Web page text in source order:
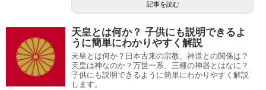
記事を読む
天皇とは何か？ 子供にも説明できるよ
うに簡単にわかりやすく解説
天皇とは何か？日本古来の宗教、神道との関係は？
天皇は神なのか？万世一系、三種の神器とはなに？
子供にも説明できるように簡単にわかりやすく解説
します。